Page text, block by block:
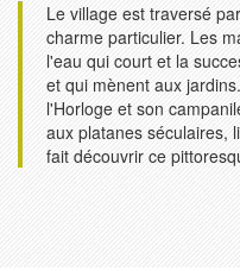
Le village est traversé
charme particulier. Les
l'eau qui court et la
et qui mènent aux
l'Horloge et son
aux platanes séculaires,
fait découvrir ce